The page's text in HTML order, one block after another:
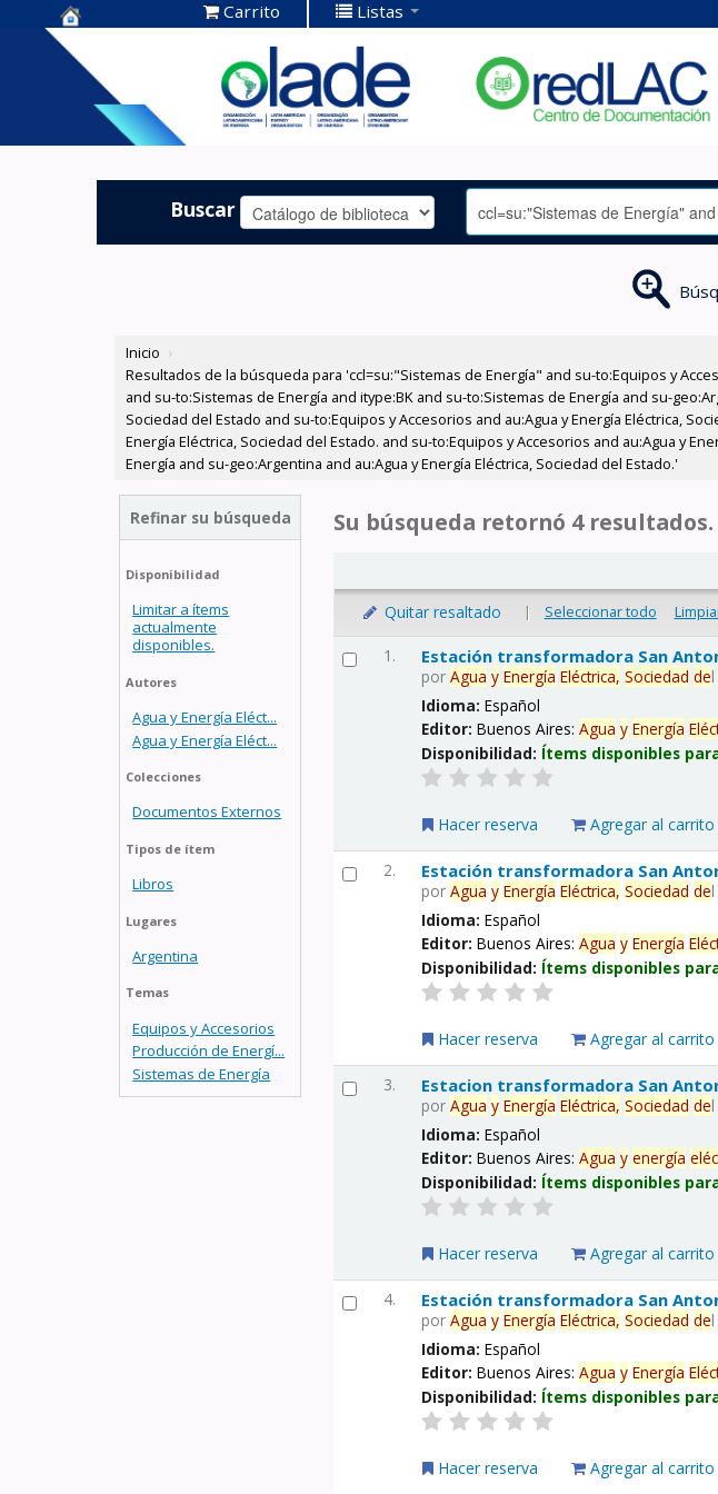
Centro de
Documentación
OLADE -
Carrito Listas
Buscar
Inicio ›
Resultados de la búsqueda para 'ccl=su:"Sistemas de Energía" and su-to:Equipos y
and su-to:Sistemas de Energía and itype:BK and su-to:Sistemas de Energía and su-
Sociedad del Estado and su-to:Equipos y Accesorios and au:Agua y Energía Eléctrica,
Energía Eléctrica, Sociedad del Estado. and su-to:Equipos y Accesorios and au:Agua y
Energía and su-geo:Argentina and au:Agua y Energía Eléctrica, Sociedad del Estado.'
Refinar su búsqueda
Disponibilidad
Limitar a ítems
actualmente
disponibles.
Autores
Agua y Energía Eléct...
Agua y Energía Eléct...
Colecciones
Documentos Externos
Tipos de ítem
Libros
Lugares
Argentina
Temas
Equipos y Accesorios
Producción de Energí...
Sistemas de Energía
Su búsqueda retornó 4 resultados.
Quitar resaltado | Seleccionar todo
1. Estación transformadora San
porAgua y Energía Eléctrica, Sociedad de
Idioma:Español
Editor:Buenos Aires:Agua y Energía
Disponibilidad: Ítems disponibles
Hacer reserva Agregar al carrito
2. Estación transformadora San
porAgua y Energía Eléctrica, Sociedad de
Idioma:Español
Editor:Buenos Aires:Agua y Energía
Disponibilidad: Ítems disponibles
Hacer reserva Agregar al carrito
3. Estacion transformadora San
porAgua y Energía Eléctrica, Sociedad de
Idioma:Español
Editor:Buenos Aires:Agua y energía
Disponibilidad: Ítems disponibles
Hacer reserva Agregar al carrito
4. Estación transformadora San
porAgua y Energía Eléctrica, Sociedad de
Idioma:Español
Editor:Buenos Aires:Agua y Energía
Disponibilidad: Ítems disponibles
Hacer reserva Agregar al carrito